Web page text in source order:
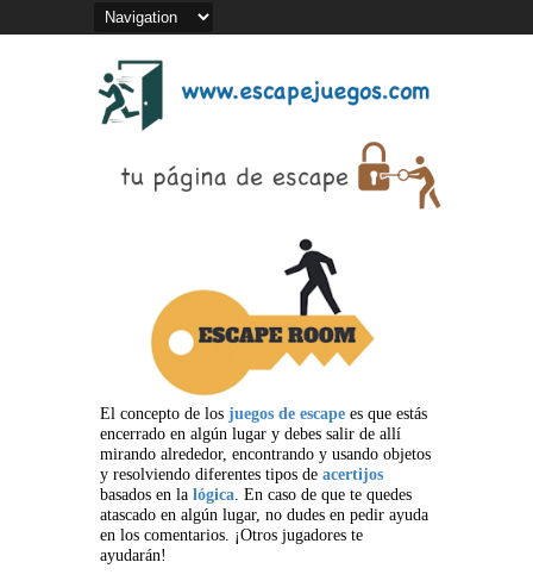
El concepto de los juegos de escape es que estás
encerrado en algún lugar y debes salir de allí
mirando alrededor, encontrando y usando objetos
y resolviendo diferentes tipos de acertijos
basados en la lógica. En caso de que te quedes
atascado en algún lugar, no dudes en pedir ayuda
en los comentarios. ¡Otros jugadores te
ayudarán!